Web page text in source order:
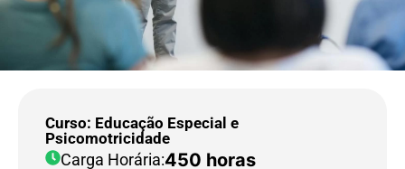
Curso: Educação Especial e
Psicomotricidade
Carga Horária:450 horas